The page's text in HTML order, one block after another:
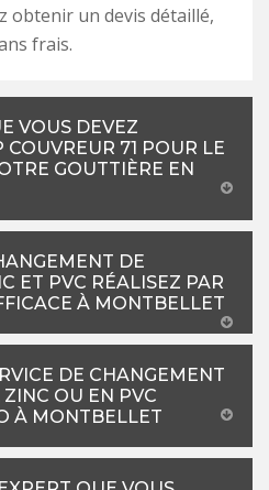
obtenir un devis détaillé,
frais.
VOUS DEVEZ
71 POUR LE
GOUTTIÈRE EN
DE
ET PVC RÉALISEZ PAR
À MONTBELLET
DE CHANGEMENT
OU EN PVC
À MONTBELLET